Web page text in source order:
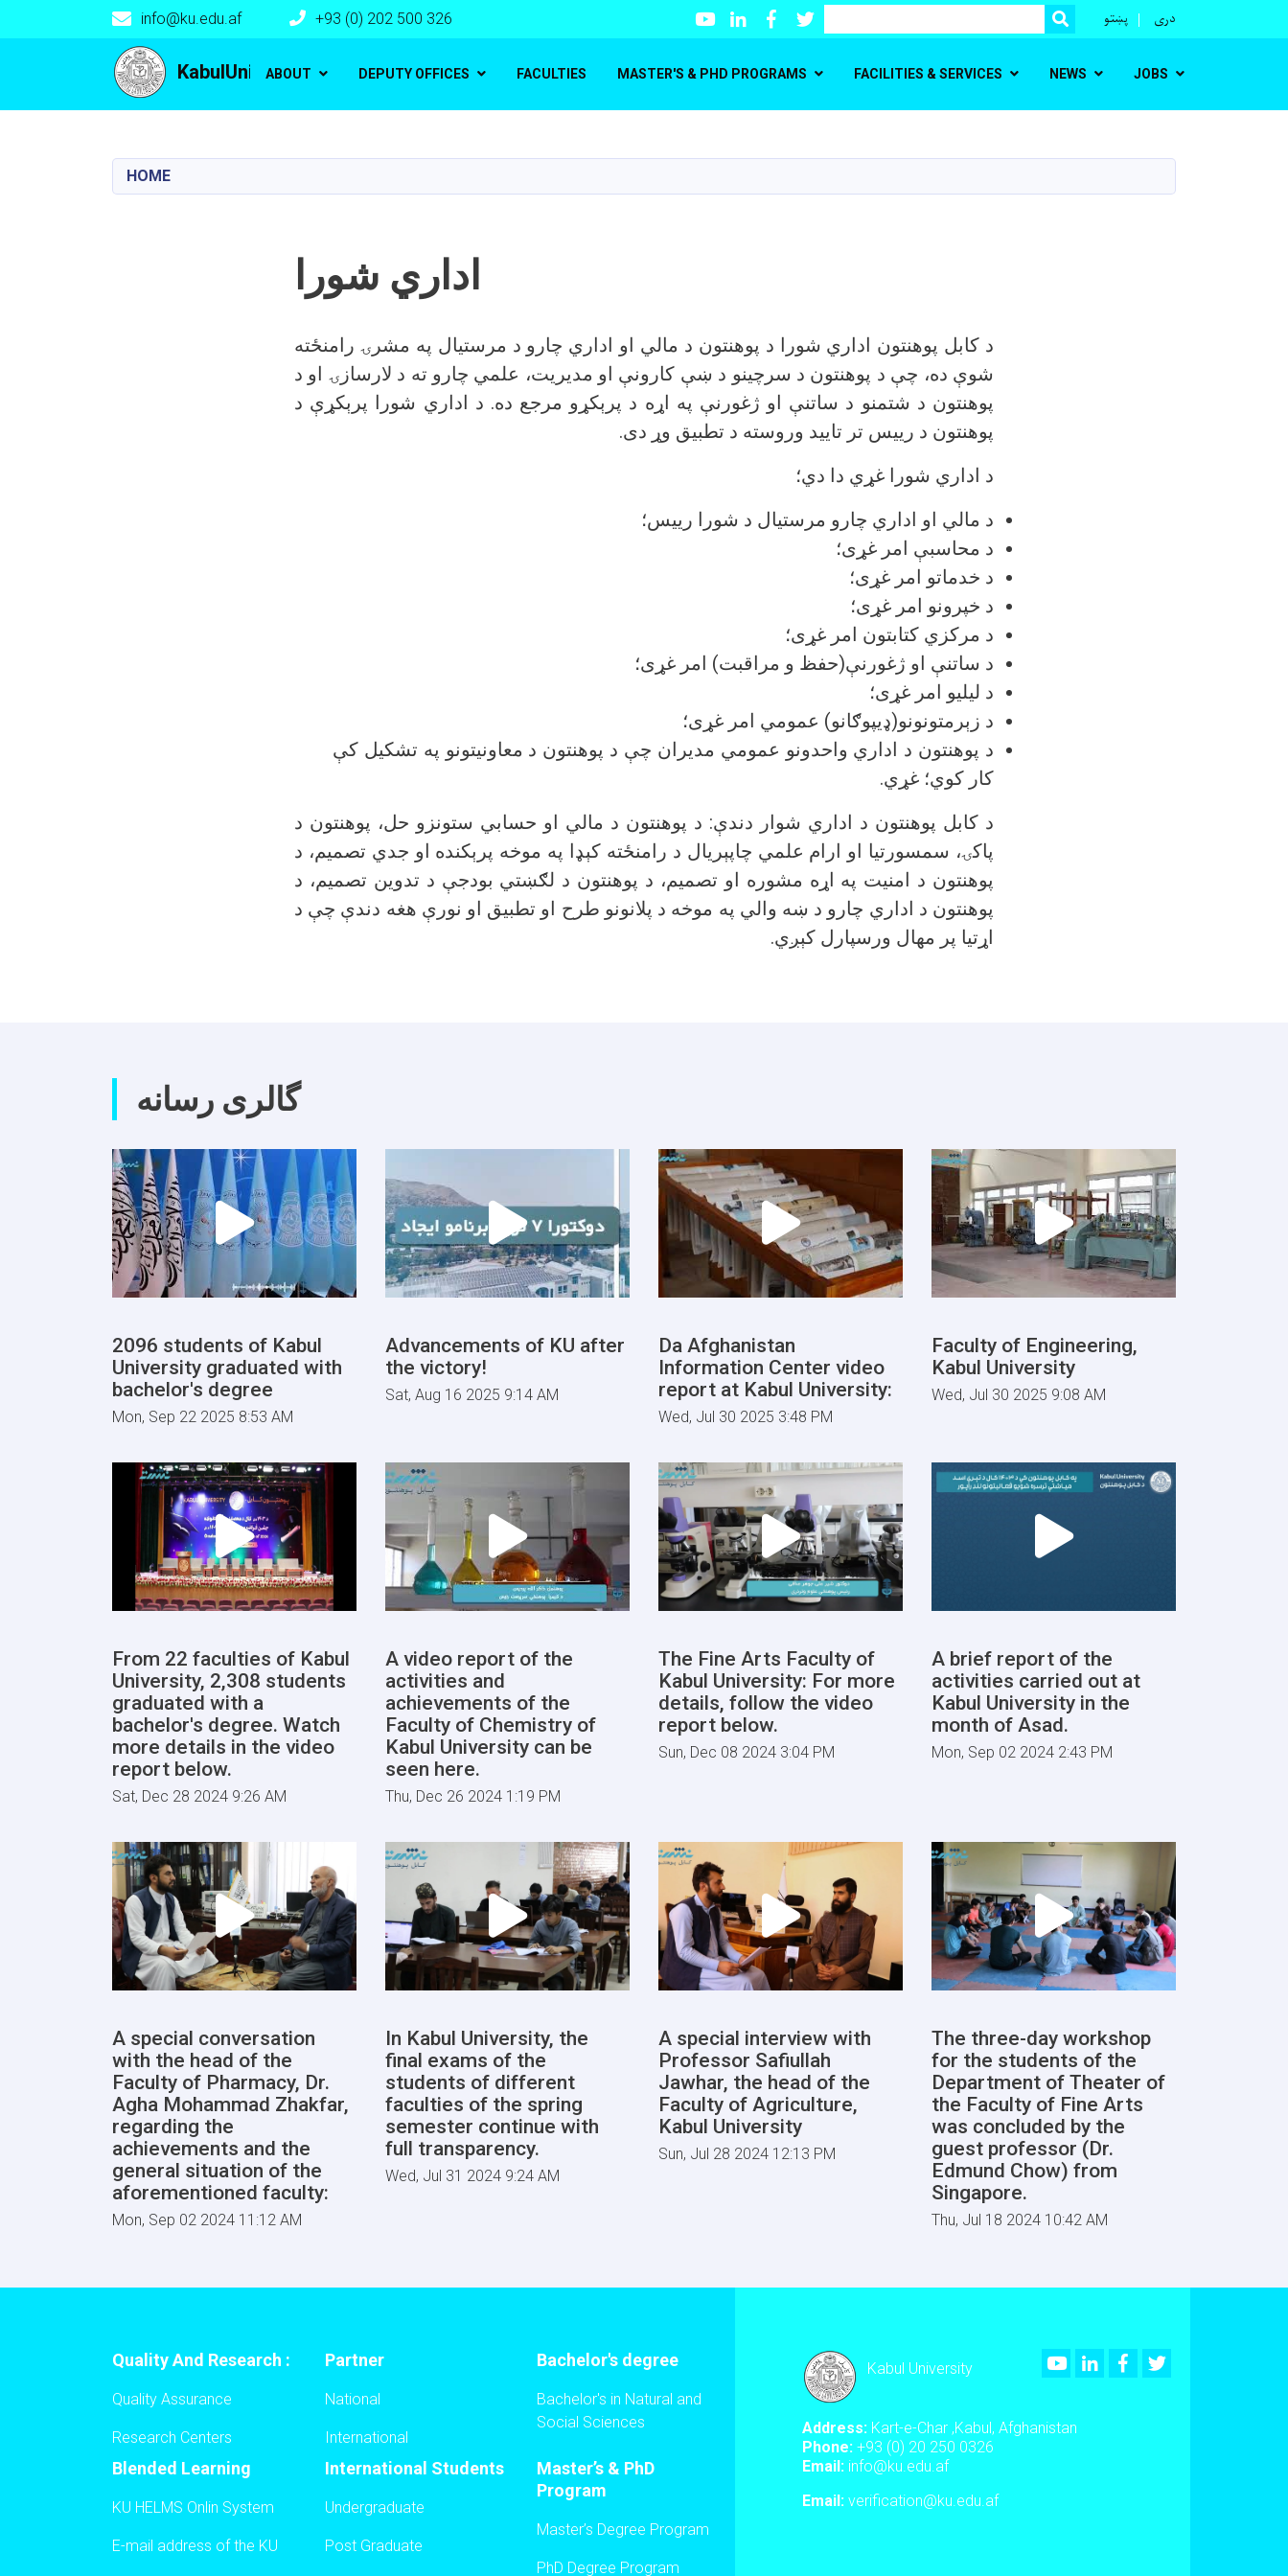
content
KabulUniversity
info@ku.edu.af +93 (0) 202 500 326 YoutubeLinkedInFacebookTwitter
Search SEARCH
پښتو دری
Main navigation
ABOUT DEPUTY OFFICES FACULTIES MASTER'S & PHD PROGRAMS FACILITIES & SERVICES NEWS JOBS
HOME
اداري شورا
د کابل پوهنتون اداري شورا د پوهنتون د مالي او اداري چارو د مرستیال په مشرۍ رامنځته
شوې ده، چې د پوهنتون د سرچینو د ښې کارونې او مدیریت، علمي چارو ته د لارسازۍ او د
پوهنتون د شتمنو د ساتنې او ژغورنې په اړه د پرېکړو مرجع ده. د اداري شورا پرېکړې د
پوهنتون د رییس تر تایید وروسته د تطبیق وړ دی.
د اداري شورا غړي دا دي؛
د مالي او اداري چارو مرستیال د شورا رییس؛
د محاسبې امر غړی؛
د خدماتو امر غړی؛
د خپرونو امر غړی؛
د مرکزي کتابتون امر غړی؛
د ساتنې او ژغورنې(حفظ و مراقبت) امر غړی؛
د لیلیو امر غړی؛
د زېرمتونونو(ډيپوګانو) عمومي امر غړی؛
د پوهنتون د اداري واحدونو عمومي مدیران چې د پوهنتون د معاونیتونو په تشکیل کې
کار کوي؛ غړي.
د کابل پوهنتون د اداري شوار دندې: د پوهنتون د مالي او حسابي ستونزو حل، پوهنتون د
پاکۍ، سمسورتیا او ارام علمي چاپېریال د رامنځته کېډا په موخه پرېکنده او جدي تصمیم، د
پوهنتون د امنیت په اړه مشوره او تصمیم، د پوهنتون د لګښتي بودجې د تدوین تصمیم، د
پوهنتون د اداري چارو د ښه والي په موخه د پلانونو طرح او تطبیق او نورې هغه دندې چې د
اړتیا پر مهال ورسپارل کېږي.
گالری رسانه
2096 students of Kabul
University graduated with
bachelor's degree
Mon, Sep 22 2025 8:53 AM
Advancements of KU after
the victory!
Sat, Aug 16 2025 9:14 AM
Da Afghanistan
Information Center video
report at Kabul University:
Wed, Jul 30 2025 3:48 PM
Faculty of Engineering,
Kabul University
Wed, Jul 30 2025 9:08 AM
From 22 faculties of Kabul
University, 2,308 students
graduated with a
bachelor's degree. Watch
more details in the video
report below.
Sat, Dec 28 2024 9:26 AM
A video report of the
activities and
achievements of the
Faculty of Chemistry of
Kabul University can be
seen here.
Thu, Dec 26 2024 1:19 PM
The Fine Arts Faculty of
Kabul University: For more
details, follow the video
report below.
Sun, Dec 08 2024 3:04 PM
A brief report of the
activities carried out at
Kabul University in the
month of Asad.
Mon, Sep 02 2024 2:43 PM
A special conversation
with the head of the
Faculty of Pharmacy, Dr.
Agha Mohammad Zhakfar,
regarding the
achievements and the
general situation of the
aforementioned faculty:
Mon, Sep 02 2024 11:12 AM
In Kabul University, the
final exams of the
students of different
faculties of the spring
semester continue with
full transparency.
Wed, Jul 31 2024 9:24 AM
A special interview with
Professor Safiullah
Jawhar, the head of the
Faculty of Agriculture,
Kabul University
Sun, Jul 28 2024 12:13 PM
The three-day workshop
for the students of the
Department of Theater of
the Faculty of Fine Arts
was concluded by the
guest professor (Dr.
Edmund Chow) from
Singapore.
Thu, Jul 18 2024 10:42 AM
Quality And Research :
Quality Assurance
Research Centers
Partner
National
International
Bachelor's degree
Bachelor's in Natural and
Social Sciences
Blended Learning
KU HELMS Onlin System
E-mail address of the KU
International Students
Undergraduate
Post Graduate
Master’s & PhD
Program
Master’s Degree Program
PhD Degree Program
Kabul University
YoutubeLinkedInFacebook
Twitter
Address: Kart-e-Char ,Kabul, Afghanistan
Phone: +93 (0) 20 250 0326
Email: info@ku.edu.af
Email: verification@ku.edu.af